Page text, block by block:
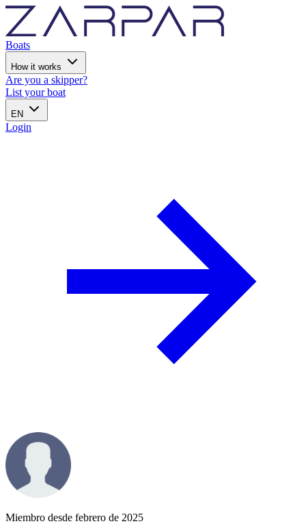
Boats
How it works
Are you a skipper?
List your boat
EN
Login
Miembro desde febrero de 2025